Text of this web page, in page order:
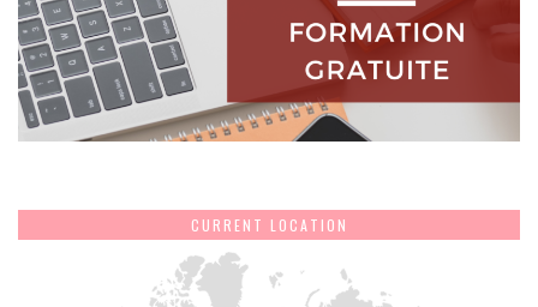
CURRENT LOCATION